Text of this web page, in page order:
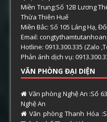
Miền Trung:Số 12B Lương
Thừa Thiên Huế
Miền Bắc: Số 105 Láng Hạ,
Email:
Hotline: 0913.300.335 (Zalo
Phản ánh dịch vụ:
VĂN PHÒNG ĐẠI DIỆN
Văn phòng Nghệ An :Số
Nghệ An
Văn phòng Thanh Hóa